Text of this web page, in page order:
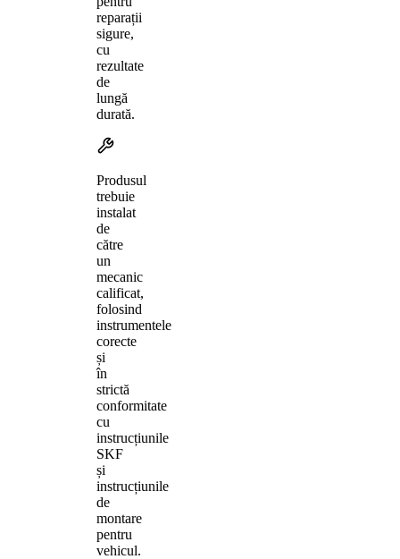
reparații
sigure,
cu
rezultate
de
lungă
durată.
Produsul
trebuie
instalat
de
către
un
mecanic
calificat,
folosind
instrumentele
corecte
și
în
strictă
conformitate
cu
instrucțiunile
SKF
și
instrucțiunile
de
montare
pentru
vehicul.